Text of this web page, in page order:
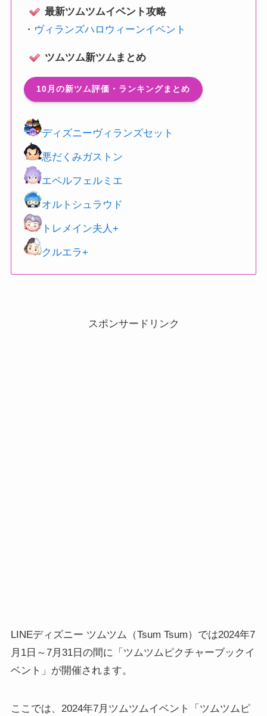
最新ツムツムイベント攻略
・ ヴィランズハロウィーンイベント
ツムツム新ツムまとめ
10月の新ツム評価・ランキングまとめ
ディズニーヴィランズセット
悪だくみガストン
エペルフェルミエ
オルトシュラウド
トレメイン夫人+
クルエラ+
スポンサードリンク
LINEディズニー ツムツム（Tsum Tsum）では2024年7
月1日～7月31日の間に「ツムツムピクチャーブックイ
ベント」が開催されます。
ここでは、2024年7月ツムツムイベント「ツムツムピ